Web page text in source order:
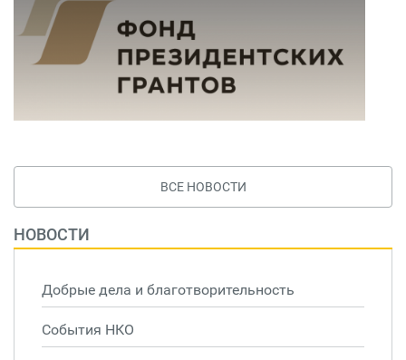
ВСЕ НОВОСТИ
НОВОСТИ
Добрые дела и благотворительность
События НКО